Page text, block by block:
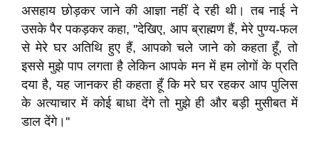
असहाय छोड़कर जाने की आज्ञा नहीं दे रही थी। तब नाई ने
उसके पैर पकड़कर कहा, ''देखिए, आप ब्राह्मण हैं, मेरे पुण्य-फल
से मेरे घर अतिथि हुए हैं, आपको चले जाने को कहता हूँ, तो
इससे मुझे पाप लगता है लेकिन आपके मन में हम लोगों के प्रति
दया है, यह जानकर ही कहता हूँ कि मरे घर रहकर आप पुलिस
के अत्याचार में कोई बाधा देंगे तो मुझे ही और बड़ी मुसीबत में
डाल देंगे।''